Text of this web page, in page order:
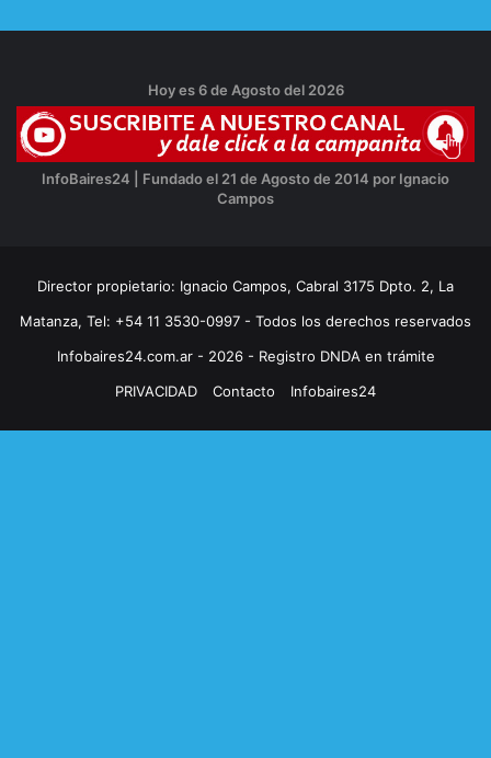
Hoy es 6 de Agosto del 2026
InfoBaires24 | Fundado el 21 de Agosto de 2014 por Ignacio
Campos
Director propietario: Ignacio Campos, Cabral 3175 Dpto. 2, La
Matanza, Tel: +54 11 3530-0997 - Todos los derechos reservados
Infobaires24.com.ar - 2026 - Registro DNDA en trámite
PRIVACIDAD
Contacto Infobaires24